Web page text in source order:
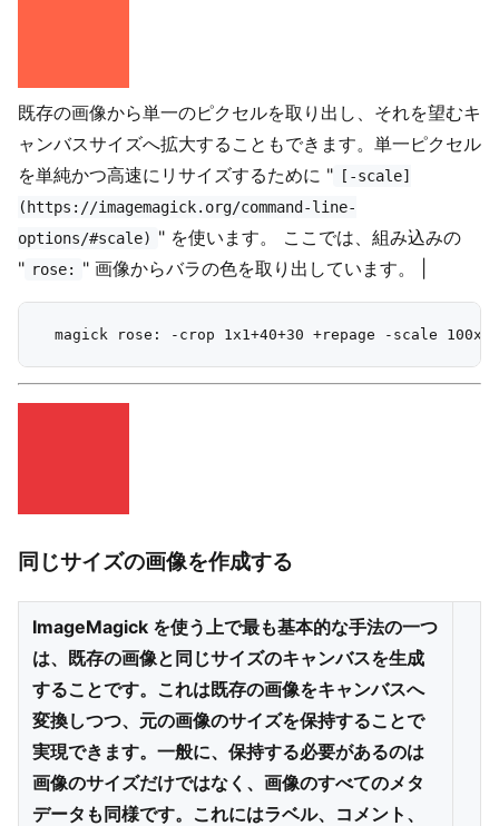
既存の画像から単一のピクセルを取り出し、それを望むキ
ャンバスサイズへ拡大することもできます。単一ピクセル
を単純かつ高速にリサイズするために "
[-scale]
(https://imagemagick.org/command-line-
options/#scale) " を使います。 ここでは、組み込みの
" rose: " 画像からバラの色を取り出しています。 |
同じサイズの画像を作成する
ImageMagick を使う上で最も基本的な手法の一つ
は、既存の画像と同じサイズのキャンバスを生成
することです。これは既存の画像をキャンバスへ
変換しつつ、元の画像のサイズを保持することで
実現できます。一般に、保持する必要があるのは
画像のサイズだけではなく、画像のすべてのメタ
データも同様です。これにはラベル、コメント、